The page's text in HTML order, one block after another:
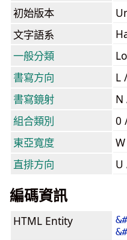
初始版本
文字語系
一般分類
書寫方向
L
書寫鏡射
N
組合類別
0
東亞寬度
直排方向 U
編碼資訊
HTML Entity